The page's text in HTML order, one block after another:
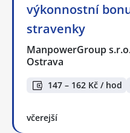
výkonnostní
stravenky
ManpowerGroup
Ostrava
147 – 162 Kč / hod
včerejší